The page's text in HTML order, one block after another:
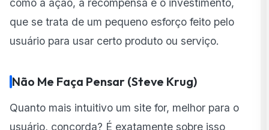
que se trata de um pequeno esforço feito pelo
usuário para usar certo produto ou serviço.
Não Me Faça Pensar (Steve Krug)
Quanto mais intuitivo um site for, melhor para o
usuário, concorda? É exatamente sobre isso